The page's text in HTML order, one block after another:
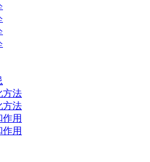
方法
方法
用
用